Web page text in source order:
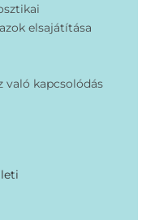
elsajátítása
való kapcsolódás